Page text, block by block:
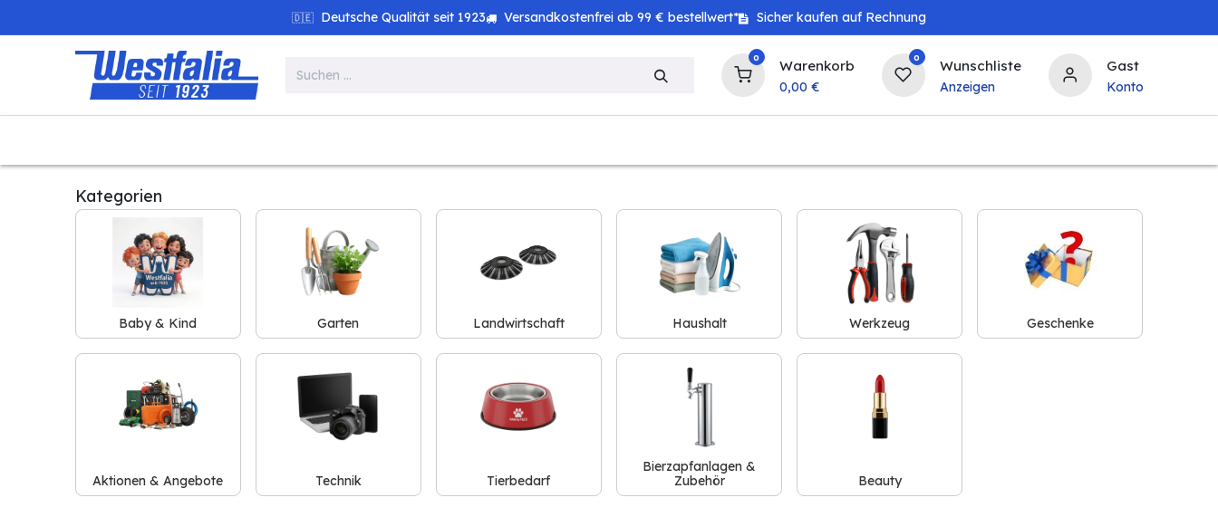
🇩🇪 Deutsche Qualität seit 1923 Versandkostenfrei ab 99 € bestellwert* Sicher kaufen auf Rechnung
0 Warenkorb
0,00 €
0 Wunschliste
Anzeigen
Gast
Konto
Kategorien
Baby & Kind Garten Landwirtschaft Haushalt Werkzeug Geschenke
Aktionen & Angebote Technik Tierbedarf
Bierzapfanlagen &
Zubehör
Beauty